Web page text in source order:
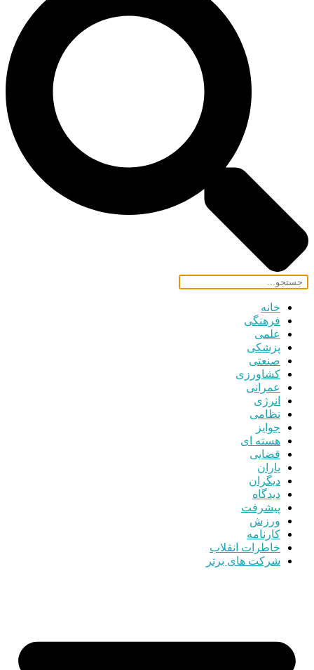
خانه
فرهنگی
علمی
پزشکی
صنعتی
کشاورزی
عمرانی
انرژی
نظامی
جوایز
هسته ای
قضایی
یاران
دیگران
دیدگاه
پیشرفت
ورزش
کارنامه
خاطرات انقلاب
شرکت های برتر